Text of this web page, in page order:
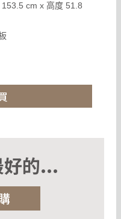
cm x 高度 51.8
的...